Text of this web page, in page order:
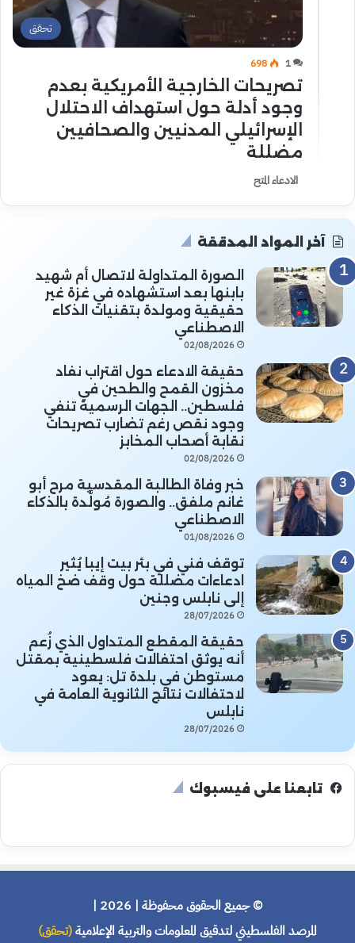
تحقق
1
698
تصريحات الخارجية الأمريكية بعدم
وجود أدلة حول استهداف الاحتلال
الإسرائيلي المدنيين والصحافيين
مضللة
الادعاء المتح
آخر المواد المدققة
الصورة المتداولة لاتصال أم شهيد
بابنها بعد استشهاده في غزة غير
حقيقية ومولدة بتقنيات الذكاء
الاصطناعي
02/08/2026
حقيقة الادعاء حول اقتراب نفاد
مخزون القمح والطحين في
فلسطين.. الجهات الرسمية تنفي
وجود نقص رغم تضارب تصريحات
نقابة أصحاب المخابز
02/08/2026
خبر وفاة الطالبة المقدسية مرح أبو
غانم ملفق.. والصورة مُولَّدة بالذكاء
الاصطناعي
01/08/2026
توقف فني في بئر بيت إيبا يُثير
ادعاءات مضللة حول وقف ضخ المياه
إلى نابلس وجنين
28/07/2026
حقيقة المقطع المتداول الذي زُعم
أنه يوثق احتفالات فلسطينية بمقتل
مستوطن في بلدة تل: يعود
لاحتفالات نتائج الثانوية العامة في
نابلس
28/07/2026
تابعنا على فيسبوك
© جميع الحقوق محفوظة | 2026 |
المرصد الفلسطيني لتدقيق المعلومات والتربية الإعلامية(تحقق)